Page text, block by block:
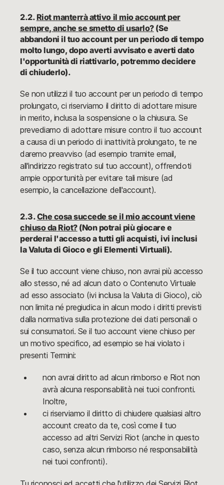
2.2. Riot manterrà attivo il mio account per
sempre, anche se smetto di usarlo?(Se
abbandoni il tuo account per un periodo di tempo
molto lungo, dopo averti avvisato e averti dato
l'opportunità di riattivarlo, potremmo decidere
di chiuderlo).
Se non utilizzi il tuo account per un periodo di tempo
prolungato, ci riserviamo il diritto di adottare misure
in merito, inclusa la sospensione o la chiusura. Se
prevediamo di adottare misure contro il tuo account
a causa di un periodo di inattività prolungato, te ne
daremo preavviso (ad esempio tramite email,
all'indirizzo registrato sul tuo account), offrendoti
ampie opportunità per evitare tali misure (ad
esempio, la cancellazione dell'account).
2.3.Che cosa succede se il mio account viene
chiuso da Riot?(Non potrai più giocare e
perderai l'accesso a tutti gli acquisti, ivi inclusi
la Valuta di Gioco e gli Elementi Virtuali).
Se il tuo account viene chiuso, non avrai più accesso
allo stesso, né ad alcun dato o Contenuto Virtuale
ad esso associato (ivi inclusa la Valuta di Gioco), ciò
non limita né pregiudica in alcun modo i diritti previsti
dalla normativa sulla protezione dei dati personali o
sui consumatori. Se il tuo account viene chiuso per
un motivo specifico, ad esempio se hai violato i
presenti Termini:
non avrai diritto ad alcun rimborso e Riot non
avrà alcuna responsabilità nei tuoi confronti.
Inoltre,
ci riserviamo il diritto di chiudere qualsiasi altro
account creato da te, così come il tuo
accesso ad altri Servizi Riot (anche in questo
caso, senza alcun rimborso né responsabilità
nei tuoi confronti).